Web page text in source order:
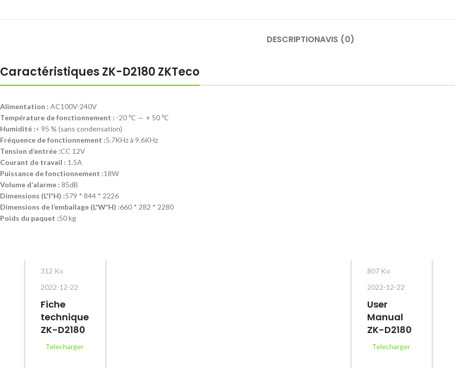
DESCRIPTIONAVIS (0)
Caractéristiques ZK-D2180 ZKTeco
Alimentation : AC100V-240V
Température de fonctionnement : -20 ℃ ～ + 50 ℃
Humidité :< 95 % (sans condensation)
Fréquence de fonctionnement :5.7KHz à 9.6KHz
Tension d’entrée :CC 12V
Courant de travail : 1.5A
Puissance de fonctionnement :18W
Volume d’alarme : 85dB
Dimensions (L*l*H) :579 * 844 * 2226
Dimensions de l’emballage (L*W*H) :660 * 282 * 2280
Poids du paquet :50 kg
312 Ko
2022-12-22
Fiche
technique
ZK-D2180
Telecharger
807 Ko
2022-12-22
User
Manual
ZK-D2180
Telecharger